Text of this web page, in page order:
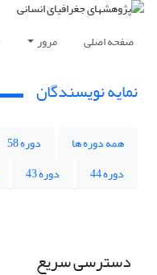
صفحه اصلی مرور
نمایه نویسندگان
همه دوره ها دوره 58
دوره 44
دوره 43
دسترسی سریع